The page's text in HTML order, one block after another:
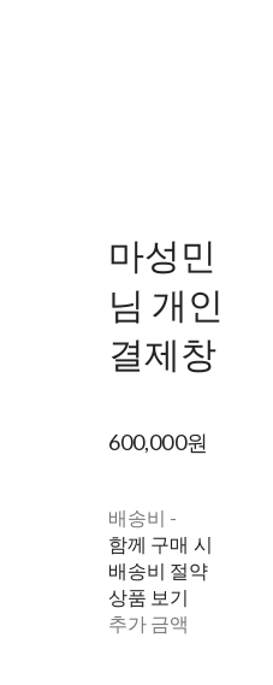
마성민
님 개인
결제창
600,000원
배송비 -
함께 구매 시
배송비 절약
상품 보기
추가 금액